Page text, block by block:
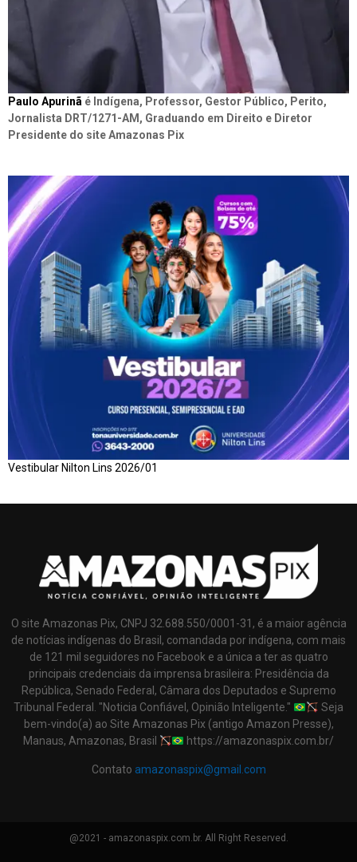
Paulo Apurinã é Indígena, Professor, Gestor Público, Perito,
Jornalista DRT/1271-AM, Graduando em Direito e Diretor
Presidente do site Amazonas Pix
Vestibular Nilton Lins 2026/01
O site Amazonas Pix, CNPJ 32.688.550/0001-31, é a maior agência
de notícias indígenas do Brasil, comandada por indígena, com mais
de 121 mil seguidores no Facebook e a única a ter as quatro
principais credenciais da imprensa brasileira: Presidência da
República, Senado Federal, Câmara dos Deputados e Supremo
Tribunal Federal. "Noticia Confiável, Opinião Inteligente."
Seja
bem-vindo(a) ao Site Amazonas Pix (antigo Amazon Presse),
Manaus, Amazonas, Brasil
https://amazonaspix.com.br/
Contato amazonaspix@gmail.com
@2021 - amazonaspix.com.br. All Right Reserved.